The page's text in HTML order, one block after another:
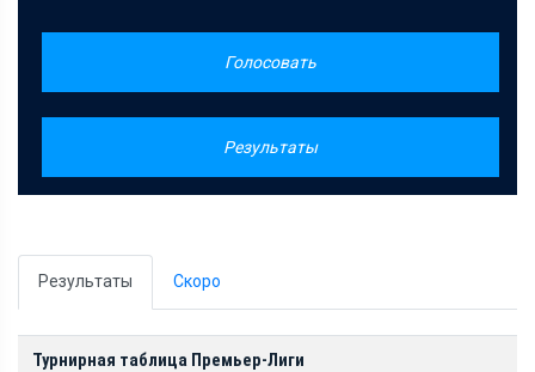
Голосовать
Результаты
Результаты Скоро
Турнирная таблица Премьер-Лиги